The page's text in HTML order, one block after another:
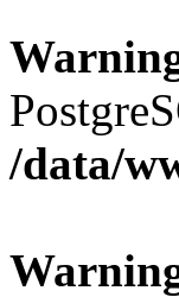
/data/